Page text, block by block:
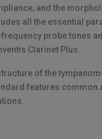
and the
all the essential
probe tones
Clarinet Plus.
of the
features